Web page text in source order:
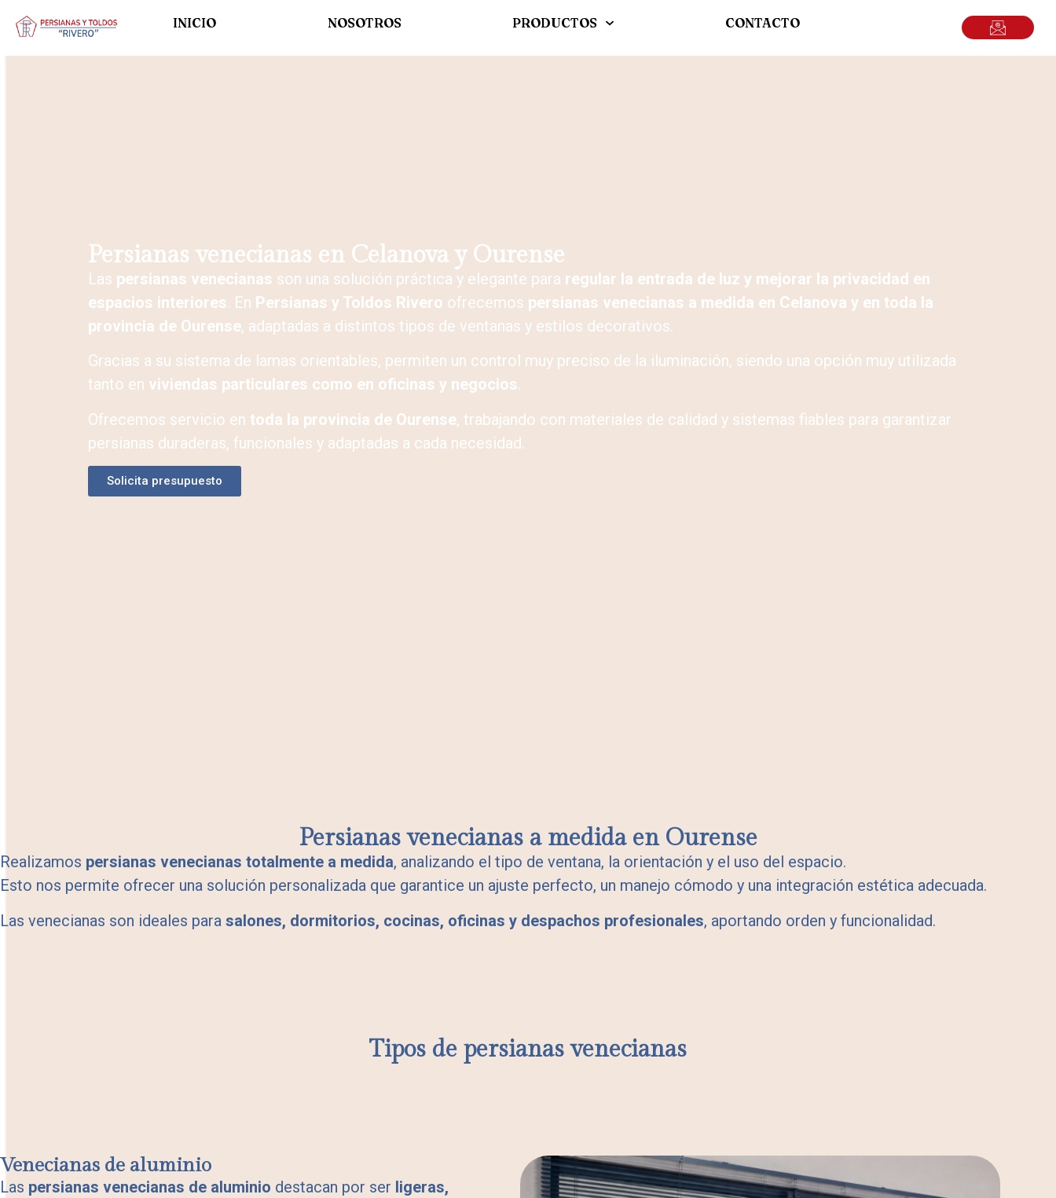
INICIO NOSOTROS PRODUCTOS CONTACTO
Persianas venecianas en Celanova y Ourense
Las persianas venecianas son una solución práctica y elegante para regular la entrada de luz y mejorar la privacidad en
espacios interiores. En Persianas y Toldos Rivero ofrecemos persianas venecianas a medida en Celanova y en toda la
provincia de Ourense, adaptadas a distintos tipos de ventanas y estilos decorativos.
Gracias a su sistema de lamas orientables, permiten un control muy preciso de la iluminación, siendo una opción muy utilizada
tanto en viviendas particulares como en oficinas y negocios.
Ofrecemos servicio en toda la provincia de Ourense, trabajando con materiales de calidad y sistemas fiables para garantizar
persianas duraderas, funcionales y adaptadas a cada necesidad.
Solicita presupuesto
Persianas venecianas a medida en Ourense
Realizamos persianas venecianas totalmente a medida, analizando el tipo de ventana, la orientación y el uso del espacio.
Esto nos permite ofrecer una solución personalizada que garantice un ajuste perfecto, un manejo cómodo y una integración estética adecuada.
Las venecianas son ideales para salones, dormitorios, cocinas, oficinas y despachos profesionales, aportando orden y funcionalidad.
Tipos de persianas venecianas
Venecianas de aluminio
Las persianas venecianas de aluminio destacan por ser ligeras,